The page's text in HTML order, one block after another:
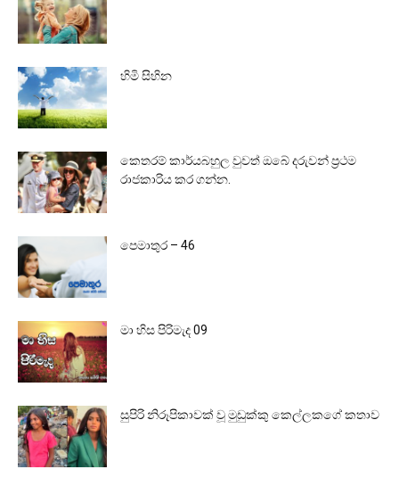
හිමි සිහින
කෙතරම් කාර්යබහුල වුවත් ඔබේ දරුවන් ප්‍රථම
රාජකාරිය කර ගන්න.
පෙමාතුර – 46
මා හිස පිරිමැද 09
සුපිරි නිරූපිකාවක් වූ මුඩුක්කු කෙල්ලකගේ කතාව